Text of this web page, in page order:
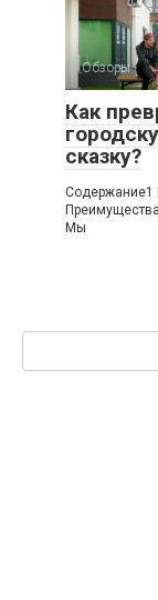
Обзоры
Как
сказку?
Содержание1
Мы